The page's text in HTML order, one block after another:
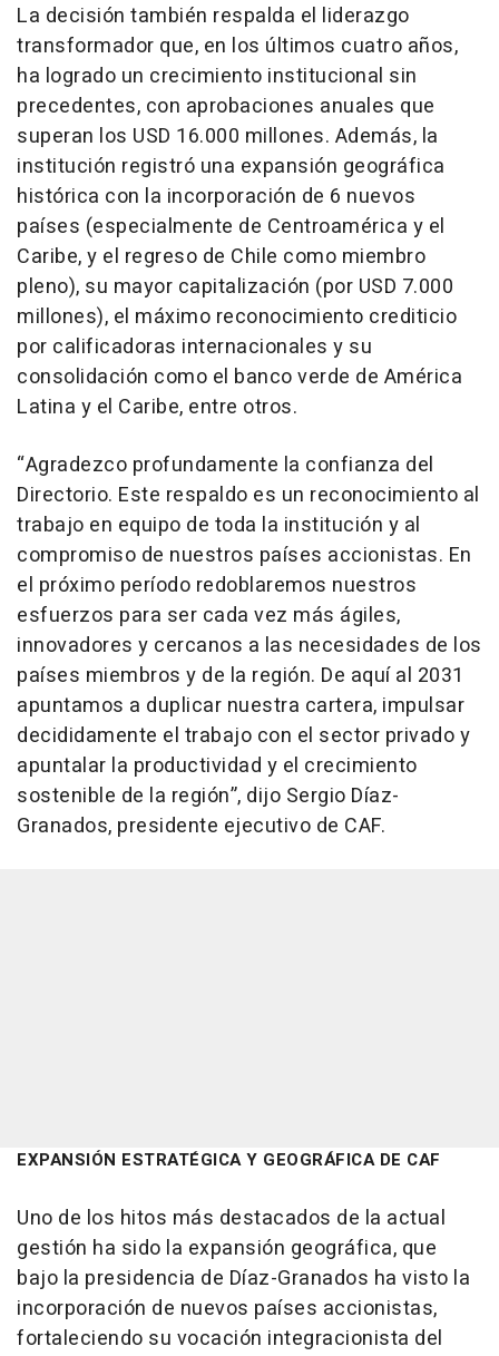
La decisión también respalda el liderazgo
transformador que, en los últimos cuatro años,
ha logrado un crecimiento institucional sin
precedentes, con aprobaciones anuales que
superan los USD 16.000 millones. Además, la
institución registró una expansión geográfica
histórica con la incorporación de 6 nuevos
países (especialmente de Centroamérica y el
Caribe, y el regreso de Chile como miembro
pleno), su mayor capitalización (por USD 7.000
millones), el máximo reconocimiento crediticio
por calificadoras internacionales y su
consolidación como el banco verde de América
Latina y el Caribe, entre otros.
“Agradezco profundamente la confianza del
Directorio. Este respaldo es un reconocimiento al
trabajo en equipo de toda la institución y al
compromiso de nuestros países accionistas. En
el próximo período redoblaremos nuestros
esfuerzos para ser cada vez más ágiles,
innovadores y cercanos a las necesidades de los
países miembros y de la región. De aquí al 2031
apuntamos a duplicar nuestra cartera, impulsar
decididamente el trabajo con el sector privado y
apuntalar la productividad y el crecimiento
sostenible de la región”, dijo Sergio Díaz-
Granados, presidente ejecutivo de CAF.
EXPANSIÓN ESTRATÉGICA Y GEOGRÁFICA DE CAF
Uno de los hitos más destacados de la actual
gestión ha sido la expansión geográfica, que
bajo la presidencia de Díaz-Granados ha visto la
incorporación de nuevos países accionistas,
fortaleciendo su vocación integracionista del